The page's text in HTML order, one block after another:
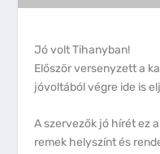
Jó volt Tihanyban!
Először versenyzett a
jóvoltából végre ide is
A szervezők jó hírét ez
remek helyszínt és